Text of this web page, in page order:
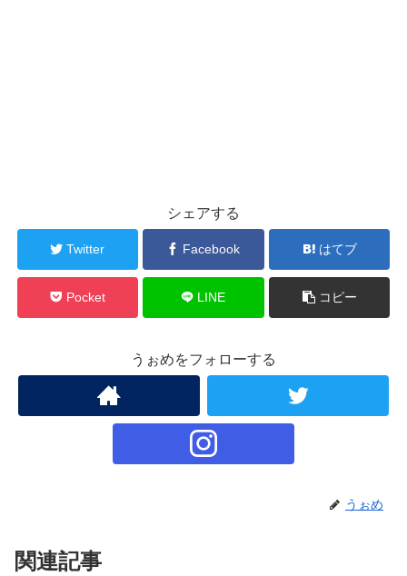
シェアする
Twitter Facebook はてブ
Pocket LINE コピー
うぉめをフォローする
うぉめ
関連記事